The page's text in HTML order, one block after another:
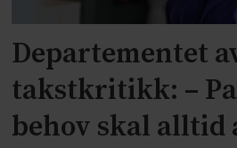
Departementet
takstkritikk: –
behov skal alltid